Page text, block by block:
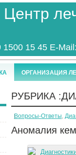
Центр
1500 15 45 E-
ОРГАНИЗАЦИЯ
РУБРИКА :
Вопросы-Ответы,
Аномалия